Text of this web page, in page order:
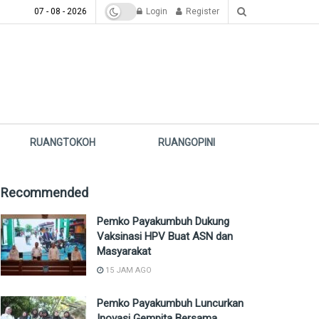
07 - 08 - 2026 Login Register
RUANGTOKOH RUANGOPINI
Recommended
Pemko Payakumbuh Dukung
Vaksinasi HPV Buat ASN dan
Masyarakat
15 JAM AGO
Pemko Payakumbuh Luncurkan